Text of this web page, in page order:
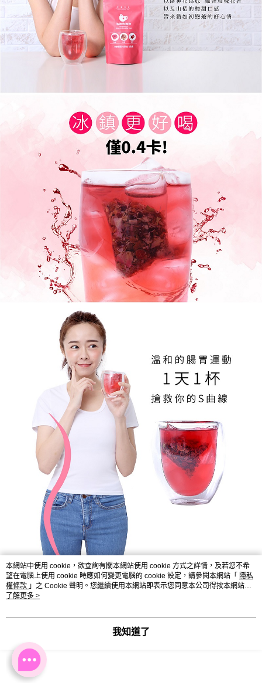
本網站中使用 cookie，欲查詢有關本網站使用 cookie 方式之詳情，及若您不希
望在電腦上使用 cookie 時應如何變更電腦的 cookie 設定，請參閱本網站「 隱私
權條款 」之 Cookie 聲明。您繼續使用本網站即表示您同意本公司得按本網站使
用條款之 Cookie 聲明使用 cookie。
了解更多 >
我知道了